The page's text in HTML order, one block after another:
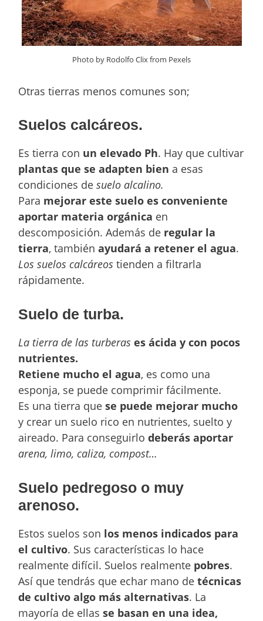
Photo by Rodolfo Clix from Pexels
Otras tierras menos comunes son;
Suelos calcáreos.
Es tierra con un elevado Ph. Hay que cultivar
plantas que se adapten bien a esas
condiciones de suelo alcalino.
Para mejorar este suelo es conveniente
aportar materia orgánica en
descomposición. Además de regular la
tierra, tambiénayudará a retener el agua.
Los suelos calcáreos tienden a filtrarla
rápidamente.
Suelo de turba.
La tierra de las turberas es ácida y con pocos
nutrientes.
Retiene mucho el agua, es como una
esponja, se puede comprimir fácilmente.
Es una tierra quese puede mejorar mucho
y crear un suelo rico en nutrientes, suelto y
aireado. Para conseguirlodeberás aportar
arena, limo, caliza, compost…
Suelo pedregoso o muy
arenoso.
Estos suelos son los menos indicados para
el cultivo. Sus características lo hace
realmente difícil. Suelos realmente pobres.
Así que tendrás que echar mano de técnicas
de cultivo algo más alternativas. La
mayoría de ellasse basan en una idea,